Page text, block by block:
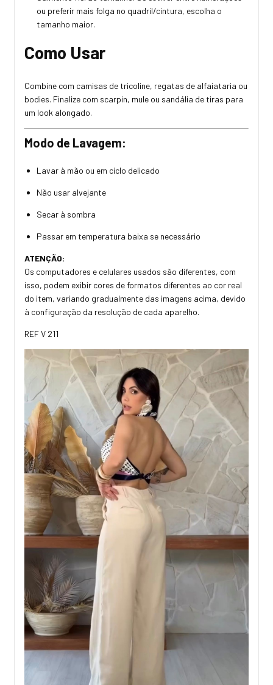
ou preferir mais folga no quadril/cintura, escolha o
tamanho maior.
Como Usar
Combine com camisas de tricoline, regatas de alfaiataria ou
bodies. Finalize com scarpin, mule ou sandália de tiras para
um look alongado.
Modo de Lavagem:
Lavar à mão ou em ciclo delicado
Não usar alvejante
Secar à sombra
Passar em temperatura baixa se necessário
ATENÇÃO:
Os computadores e celulares usados são diferentes, com
isso, podem exibir cores de formatos diferentes ao cor real
do item, variando gradualmente das imagens acima, devido
à configuração da resolução de cada aparelho.
REF V 211